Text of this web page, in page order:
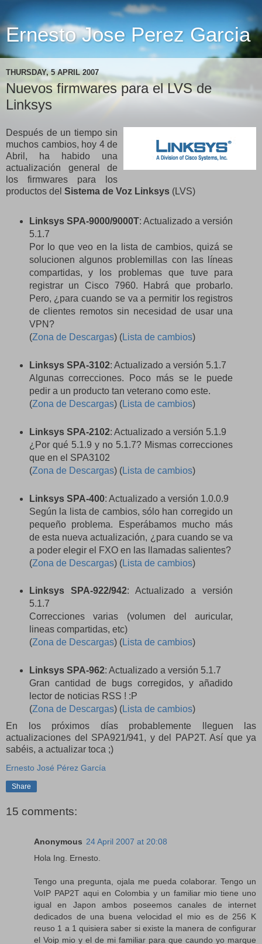
Ernesto Jose Perez Garcia
THURSDAY, 5 APRIL 2007
Nuevos firmwares para el LVS de
Linksys
Después de un tiempo sin
muchos cambios, hoy 4 de
Abril, ha habido una
actualización general de
los firmwares para los
productos del Sistema de Voz Linksys (LVS)
Linksys SPA-9000/9000T: Actualizado a versión
5.1.7
Por lo que veo en la lista de cambios, quizá se
solucionen algunos problemillas con las líneas
compartidas, y los problemas que tuve para
registrar un Cisco 7960. Habrá que probarlo.
Pero, ¿para cuando se va a permitir los registros
de clientes remotos sin necesidad de usar una
VPN?
(Zona de Descargas) (Lista de cambios)
Linksys SPA-3102: Actualizado a versión 5.1.7
Algunas correcciones. Poco más se le puede
pedir a un producto tan veterano como este.
(Zona de Descargas) (Lista de cambios)
Linksys SPA-2102: Actualizado a versión 5.1.9
¿Por qué 5.1.9 y no 5.1.7? Mismas correcciones
que en el SPA3102
(Zona de Descargas) (Lista de cambios)
Linksys SPA-400: Actualizado a versión 1.0.0.9
Según la lista de cambios, sólo han corregido un
pequeño problema. Esperábamos mucho más
de esta nueva actualización, ¿para cuando se va
a poder elegir el FXO en las llamadas salientes?
(Zona de Descargas) (Lista de cambios)
Linksys SPA-922/942: Actualizado a versión
5.1.7
Correcciones varias (volumen del auricular,
lineas compartidas, etc)
(Zona de Descargas) ( Lista de cambios)
Linksys SPA-962: Actualizado a versión 5.1.7
Gran cantidad de bugs corregidos, y añadido
lector de noticias RSS ! :P
(Zona de Descargas) (Lista de cambios)
En los próximos días probablemente lleguen las
actualizaciones del SPA921/941, y del PAP2T. Así que ya
sabéis, a actualizar toca ;)
Ernesto José Pérez García
Share
15 comments:
Anonymous 24 April 2007 at 20:08
Hola Ing. Ernesto.
Tengo una pregunta, ojala me pueda colaborar. Tengo un
VoIP PAP2T aqui en Colombia y un familiar mio tiene uno
igual en Japon ambos poseemos canales de internet
dedicados de una buena velocidad el mio es de 256 K
reuso 1 a 1 quisiera saber si existe la manera de configurar
el Voip mio y el de mi familiar para que caundo yo marque